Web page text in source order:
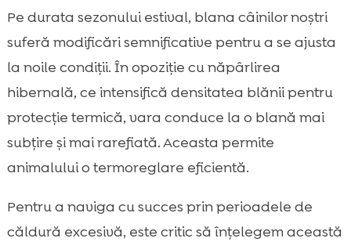
Pe durata sezonului estival, blana câinilor noștri
suferă modificări semnificative pentru a se ajusta
la noile condiții. În opoziție cu năpârlirea
hibernală, ce intensifică densitatea blănii pentru
protecție termică, vara conduce la o blană mai
subțire și mai rarefiată. Aceasta permite
animalului o termoreglare eficientă.
Pentru a naviga cu succes prin perioadele de
căldură excesivă, este critic să înțelegem această